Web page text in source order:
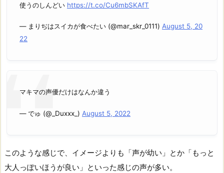
使うのしんどい https://t.co/Cu6mbSKAfT
— まりぢはスイカが食べたい (@mar_skr_0111) August 5, 20
22
マキマの声優だけはなんか違う
— でゅ (@_Duxxx_) August 5, 2022
このような感じで、イメージよりも「声が幼い」とか「もっと
大人っぽいほうが良い」といった感じの声が多い。